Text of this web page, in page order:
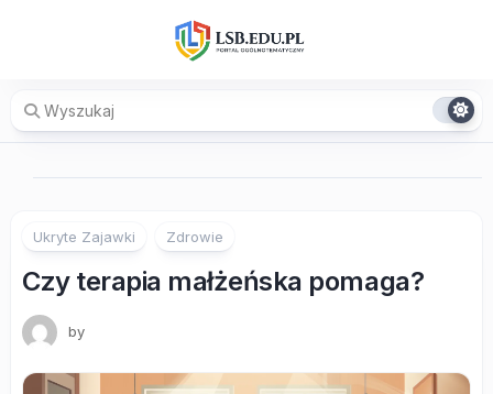
Ukryte Zajawki Zdrowie
Czy terapia małżeńska pomaga?
by